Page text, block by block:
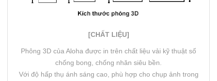
[CHẤT LIỆU]
Phông 3D của Aloha được in trên chất liệu vải kỹ thuật số
chống bong, chống nhăn siêu bền.
Với độ hấp thụ ánh sáng cao, phù hợp cho chụp ảnh trong